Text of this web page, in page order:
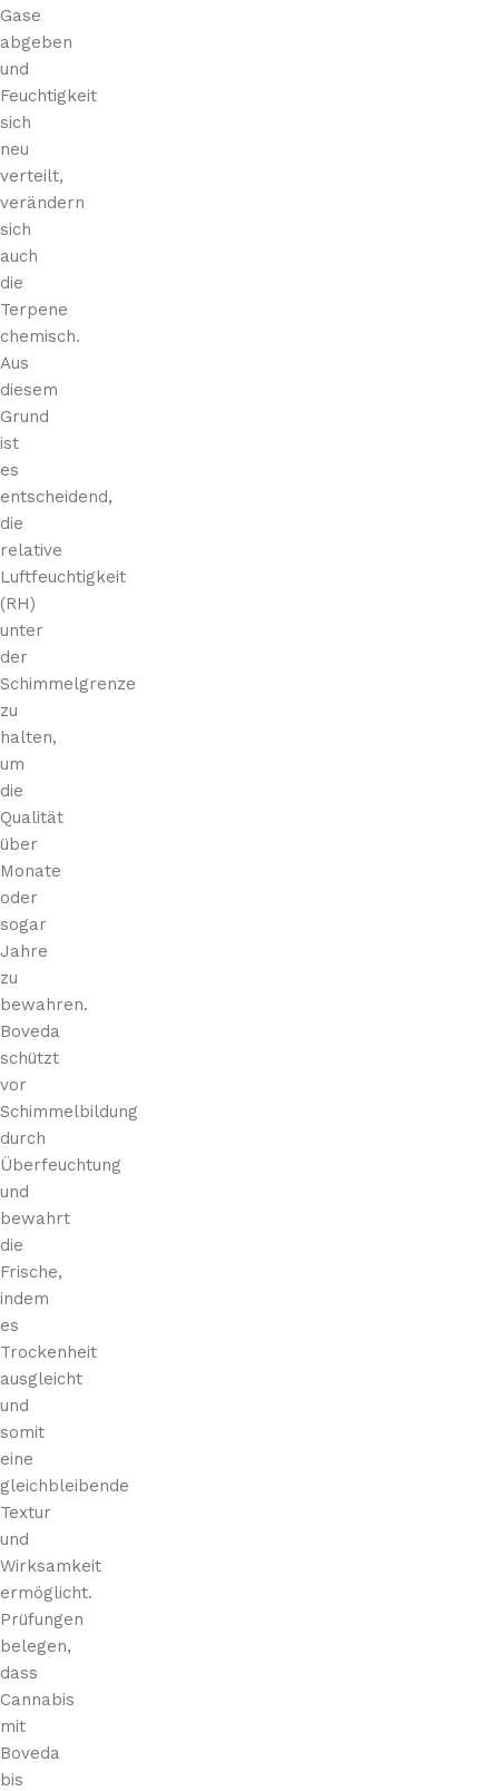
Gase
abgeben
und
Feuchtigkeit
sich
neu
verteilt,
verändern
sich
auch
die
Terpene
chemisch.
Aus
diesem
Grund
ist
es
entscheidend,
die
relative
Luftfeuchtigkeit
(RH)
unter
der
Schimmelgrenze
zu
halten,
um
die
Qualität
über
Monate
oder
sogar
Jahre
zu
bewahren.
Boveda
schützt
vor
Schimmelbildung
durch
Überfeuchtung
und
bewahrt
die
Frische,
indem
es
Trockenheit
ausgleicht
und
somit
eine
gleichbleibende
Textur
und
Wirksamkeit
ermöglicht.
Prüfungen
belegen,
dass
Cannabis
mit
Boveda
bis